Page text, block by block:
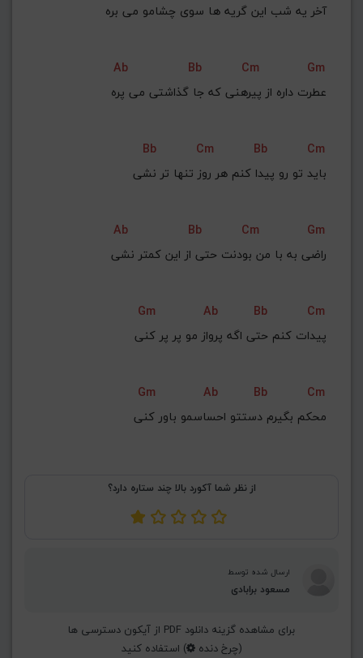
آخر یه شب این گریه ها سوی چشامو می بره
Ab Bb Cm
Gm
عطرت داره از پیرهنی که جا گذاشتی می پره
Bb Cm Bb
Cm
باید تو رو پیدا کنم هر روز تنها تر نشی
Ab Bb Cm
Gm
راضی به با من بودنت حتی از این کمتر نشی
Gm Ab Bb
Cm
پیدات کنم حتی اگه پرواز مو پر پر کنی
Gm Ab Bb
Cm
محکم بگیرم دستتو احساسمو باور کنی
از نظر شما آکورد بالا چند ستاره دارد؟
ارسال شده توسط
مسعود برابادی
برای مشاهده گزینه دانلود PDF از آیکون دسترسی ها
(چرخ دنده ) استفاده کنید